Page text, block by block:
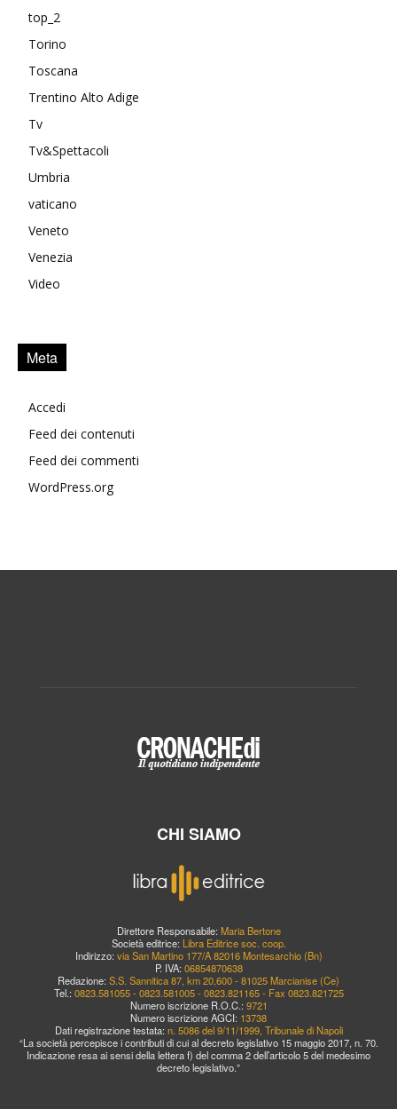
top_2
Torino
Toscana
Trentino Alto Adige
Tv
Tv&Spettacoli
Umbria
vaticano
Veneto
Venezia
Video
Meta
Accedi
Feed dei contenuti
Feed dei commenti
WordPress.org
CHI SIAMO
Direttore Responsabile: Maria Bertone
Società editrice: Libra Editrice soc. coop.
Indirizzo: via San Martino 177/A 82016 Montesarchio (Bn)
P. IVA: 06854870638
Redazione: S.S. Sannitica 87, km 20,600 - 81025 Marcianise (Ce)
Tel.: 0823.581055 - 0823.581005 - 0823.821165 - Fax 0823.821725
Numero iscrizione R.O.C.: 9721
Numero iscrizione AGCI: 13738
Dati registrazione testata: n. 5086 del 9/11/1999, Tribunale di Napoli
“La società percepisce i contributi di cui al decreto legislativo 15 maggio 2017, n. 70.
Indicazione resa ai sensi della lettera f) del comma 2 dell’articolo 5 del medesimo
decreto legislativo.”